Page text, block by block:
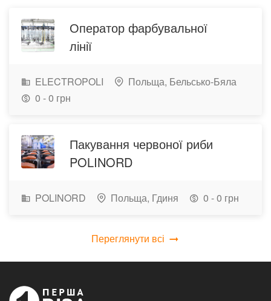
Оператор фарбувальної
лінії
ELECTROPOLI Польща, Бельсько-Бяла
0 - 0 грн
Пакування червоної риби
POLINORD
POLINORD Польща, Гдиня 0 - 0 грн
Переглянути всі